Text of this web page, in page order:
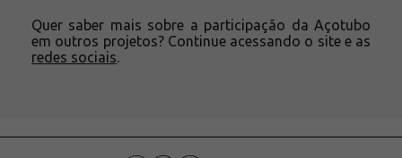
Quer saber mais sobre a participação da Açotubo
em outros projetos? Continue acessando o site e as
redes sociais.